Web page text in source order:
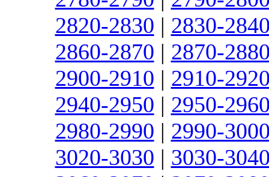
2820-2830 | 2830-
2860-2870 | 2870-
2900-2910 | 2910-
2940-2950 | 2950-
2980-2990 | 2990-
3020-3030 | 3030-